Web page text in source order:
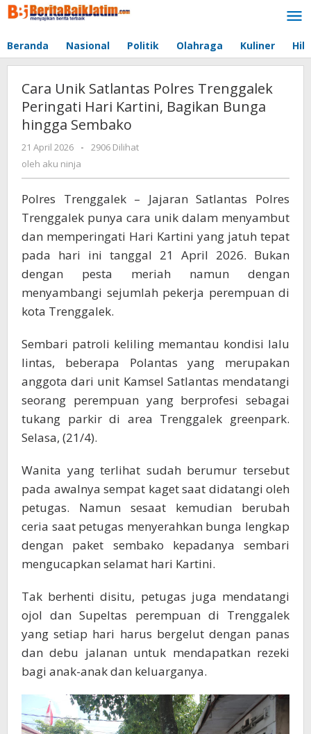
Lewati
ke
Beranda Nasional Politik Olahraga Kuliner
Cara Unik Satlantas Polres Trenggalek
Peringati Hari Kartini, Bagikan Bunga
hingga Sembako
21 April 2026
oleh
-
2906 Dilihat
oleh aku ninja
Polres Trenggalek – Jajaran Satlantas Polres
Trenggalek punya cara unik dalam menyambut
dan memperingati Hari Kartini yang jatuh tepat
pada hari ini tanggal 21 April 2026. Bukan
dengan pesta meriah namun dengan
menyambangi sejumlah pekerja perempuan di
kota Trenggalek.
Sembari patroli keliling memantau kondisi lalu
lintas, beberapa Polantas yang merupakan
anggota dari unit Kamsel Satlantas mendatangi
seorang perempuan yang berprofesi sebagai
tukang parkir di area Trenggalek greenpark.
Selasa, (21/4).
Wanita yang terlihat sudah berumur tersebut
pada awalnya sempat kaget saat didatangi oleh
petugas. Namun sesaat kemudian berubah
ceria saat petugas menyerahkan bunga lengkap
dengan paket sembako kepadanya sembari
mengucapkan selamat hari Kartini.
Tak berhenti disitu, petugas juga mendatangi
ojol dan Supeltas perempuan di Trenggalek
yang setiap hari harus bergelut dengan panas
dan debu jalanan untuk mendapatkan rezeki
bagi anak-anak dan keluarganya.